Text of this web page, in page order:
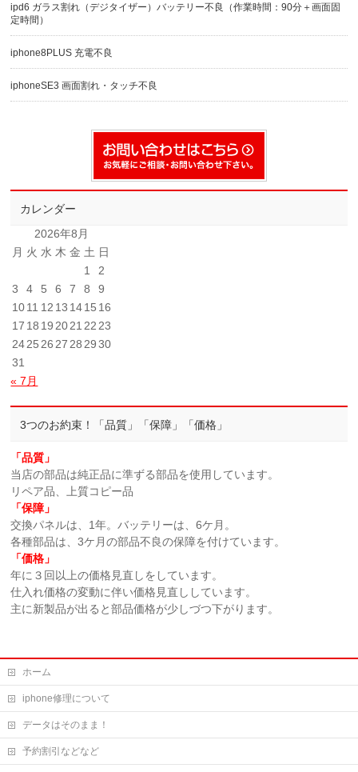
ipd6 ガラス割れ（デジタイザー）バッテリー不良（作業時間：90分＋画面固
定時間）
iphone8PLUS 充電不良
iphoneSE3 画面割れ・タッチ不良
カレンダー
2026年8月
月 火 水 木 金 土 日
1
2
3
4 5 6 7 8
9
1011 12 13 1415 16
17 18 19 2021 22 23
2425 26 27 28 29 30
31
« 7月
3つのお約束！「品質」「保障」「価格」
「品質」
当店の部品は純正品に準ずる部品を使用しています。
リペア品、上質コピー品
「保障」
交換パネルは、1年。バッテリーは、6ケ月。
各種部品は、3ケ月の部品不良の保障を付けています。
「価格」
年に３回以上の価格見直しをしています。
仕入れ価格の変動に伴い価格見直ししています。
主に新製品が出ると部品価格が少しづつ下がります。
ホーム
iphone修理について
データはそのまま！
予約割引などなど